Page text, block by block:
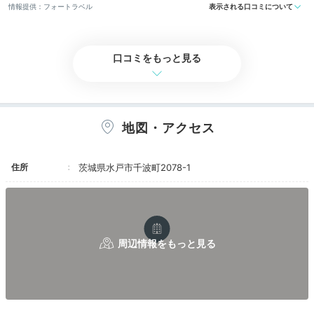
イレ別の贅沢な造りも嬉しいポイント◎窓の外にはホテ
情報提供：フォートラベル 表示される口コミについて
口コミをもっと見る
地図・アクセス
住所 茨城県水戸市千波町2078-1